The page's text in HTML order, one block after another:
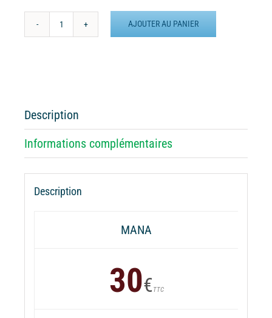
quantité
Serpent
AJOUTER AU PANIER
Description
Informations complémentaires
Description
MANA
30€ TTC